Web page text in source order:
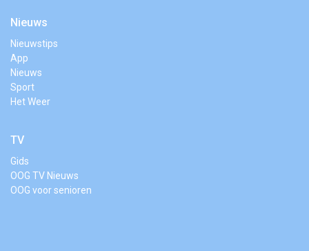
Nieuws
Nieuwstips
App
Nieuws
Sport
Het Weer
TV
Gids
OOG TV Nieuws
OOG voor senioren